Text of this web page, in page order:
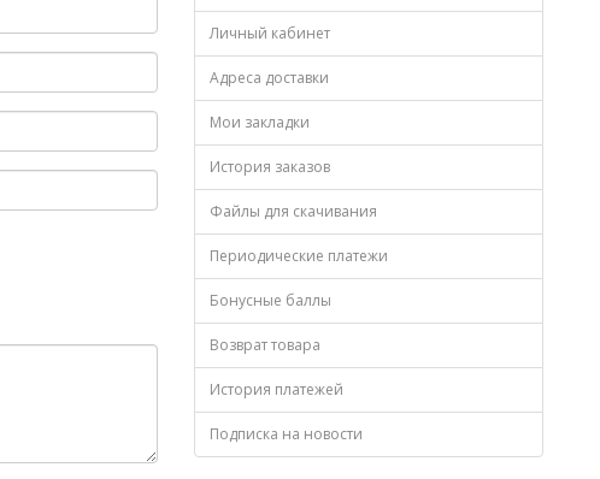
Личный кабинет
Адреса доставки
Мои закладки
История заказов
Файлы для скачивания
Периодические платежи
Бонусные баллы
Возврат товара
История платежей
Подписка на новости